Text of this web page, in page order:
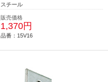
スチール
販売価格
1,370円
品番：15V16